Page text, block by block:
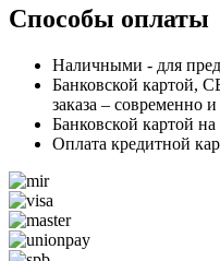
Способы оплаты
Наличными - для
Банковской картой,
заказа – современно
Банковской картой на
Оплата кредитной